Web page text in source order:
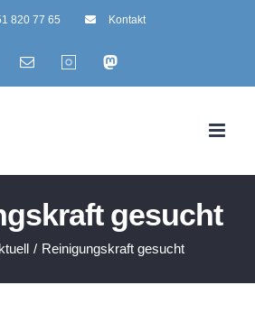
820 77 65 Kontakt
E-
SummertimeMastodon
gesucht
/ Reinigungskraft gesucht